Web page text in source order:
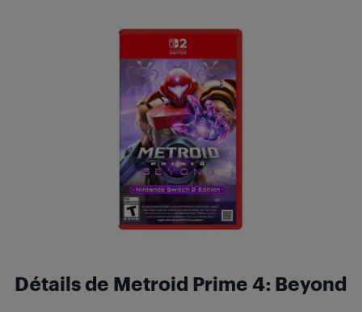
Détails de Metroid Prime 4: Beyond